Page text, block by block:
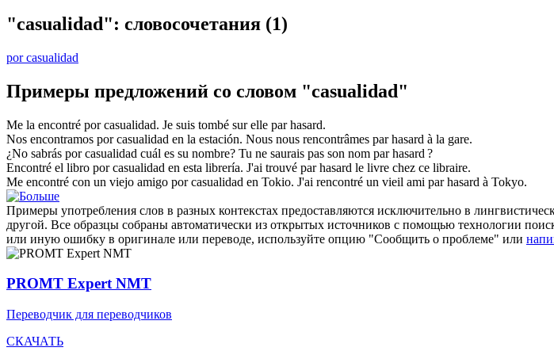
"casualidad": словосочетания (1)
por casualidad
Примеры предложений со словом "casualidad"
Me la encontré por casualidad. Je suis tombé sur elle par hasard.
Nos encontramos por casualidad en la estación. Nous nous rencontrâmes par hasard à la gare.
¿No sabrás por casualidad cuál es su nombre? Tu ne saurais pas son nom par hasard ?
Encontré el libro por casualidad en esta librería. J'ai trouvé par hasard le livre chez ce libraire.
Me encontré con un viejo amigo por casualidad en Tokio. J'ai rencontré un vieil ami par hasard à Tokyo.
Примеры употребления слов в разных контекстах предоставляются исключительно в
другой. Все образцы собраны автоматически из открытых источников с помощью технологии
или иную ошибку в оригинале или переводе, используйте опцию "Сообщить о проблеме" или
PROMT Expert NMT
Переводчик для переводчиков
СКАЧАТЬ